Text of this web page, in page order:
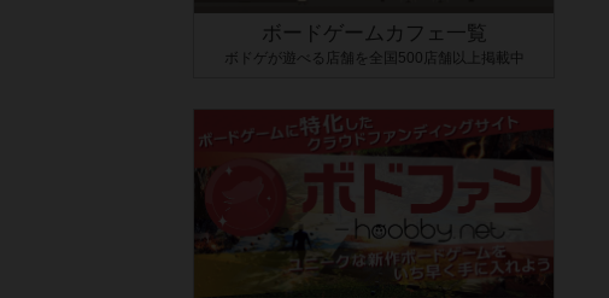
ボードゲームカフェ一覧
ボドゲが遊べる店舗を全国500店舗以上掲載中